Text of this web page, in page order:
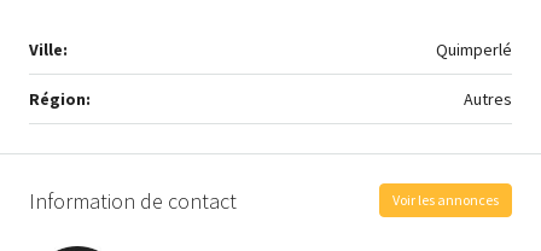
Ville: Quimperlé
Région: Autres
Information de contact Voir les annonces